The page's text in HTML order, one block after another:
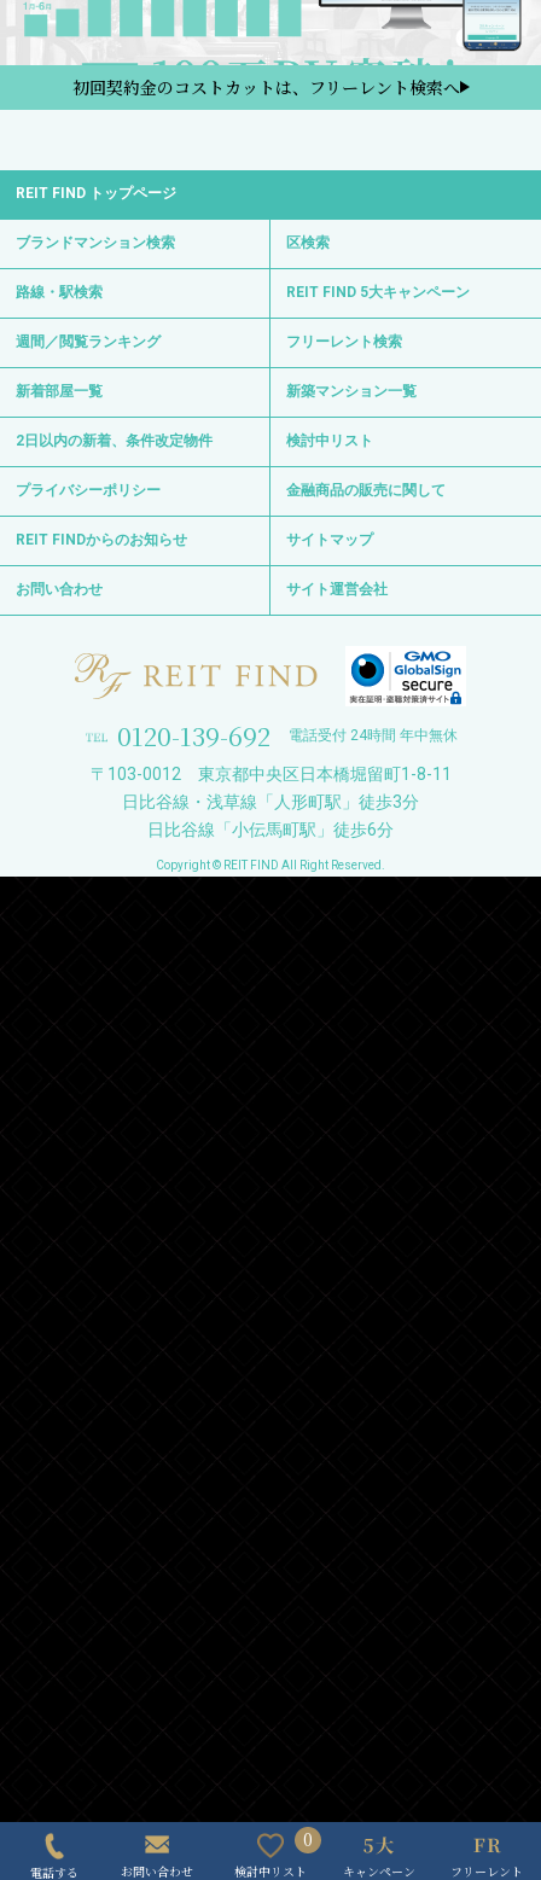
初回契約金のコストカットは、フリーレント検索へ
REIT FIND トップページ
ブランドマンション検索 区検索
路線・駅検索 REIT FIND 5大キャンペーン
週間／閲覧ランキング フリーレント検索
新着部屋一覧 新築マンション一覧
2日以内の新着、条件改定物件 検討中リスト
プライバシーポリシー 金融商品の販売に関して
REIT FINDからのお知らせ サイトマップ
お問い合わせ サイト運営会社
0120-139-692 電話受付 24時間 年中無休
〒103-0012 東京都中央区日本橋堀留町1-8-11
日比谷線・浅草線「人形町駅」徒歩3分
日比谷線「小伝馬町駅」徒歩6分
Copyright © REIT FIND All Right Reserved.
電話する お問い合わせ
0
検討中リスト キャンペーン フリーレント